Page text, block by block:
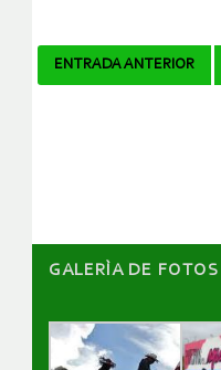
Navegador
ENTRADA ANTERIOR
GALERÌA DE FOTOS